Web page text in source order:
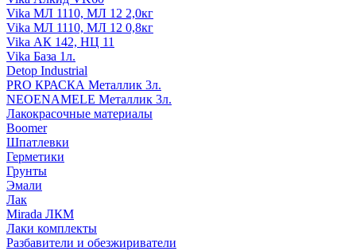
Vika МЛ 1110, МЛ 12 2,0кг
Vika МЛ 1110, МЛ 12 0,8кг
Vika АК 142, НЦ 11
Vika База 1л.
Detop Industrial
PRO КРАСКА Металлик 3л.
NEOENAMELE Металлик 3л.
Лакокрасочные материалы
Boomer
Шпатлевки
Герметики
Грунты
Эмали
Лак
Mirada ЛКМ
Лаки комплекты
Разбавители и обезжириватели